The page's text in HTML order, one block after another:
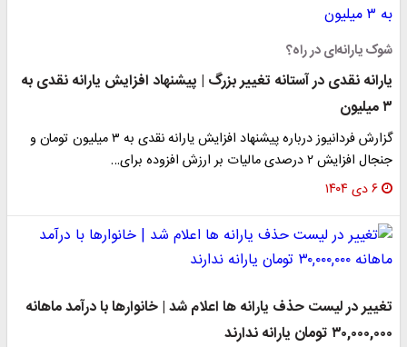
شوک یارانه‌ای در راه؟
یارانه نقدی در آستانه تغییر بزرگ | پیشنهاد افزایش یارانه نقدی به
۳ میلیون
گزارش فردانیوز درباره پیشنهاد افزایش یارانه نقدی به ۳ میلیون تومان و
جنجال افزایش ۲ درصدی مالیات بر ارزش افزوده برای…
۶ دی ۱۴۰۴
تغییر در لیست حذف یارانه ها اعلام شد | خانوارها با درآمد ماهانه
۳۰,۰۰۰,۰۰۰ تومان یارانه ندارند